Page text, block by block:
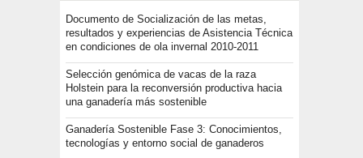
Documento de Socialización de las metas,
resultados y experiencias de Asistencia Técnica
en condiciones de ola invernal 2010-2011
Selección genómica de vacas de la raza
Holstein para la reconversión productiva hacia
una ganadería más sostenible
Ganadería Sostenible Fase 3: Conocimientos,
tecnologías y entorno social de ganaderos